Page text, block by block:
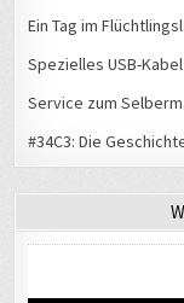
Ein Tag im
Spezielles USB-
Service zum
#34C3: Die